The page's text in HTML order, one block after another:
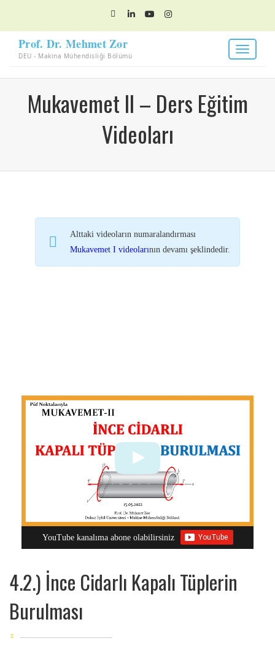
Toggle
Mukavemet II – Ders Eğitim
Videoları
Alttaki videoların numaralandırması
Mukavemet I videolarının devamı şeklindedir.
YouTube kanalıma abone olabilirsiniz
4.2.) İnce Cidarlı Kapalı Tüplerin
Burulması